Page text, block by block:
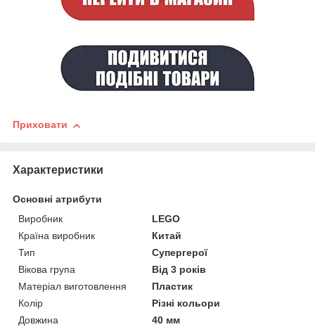
Приховати
Характеристики
Основні атрибути
Виробник
LEGO
Країна виробник
Китай
Тип
Супергерої
Вікова група
Від 3 років
Матеріал виготовлення
Пластик
Колір
Різні кольори
Довжина
40 мм